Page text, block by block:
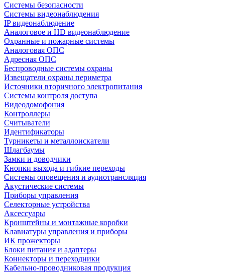
Системы безопасности
Системы видеонаблюдения
IP видеонаблюдение
Аналоговое и HD видеонаблюдение
Охранные и пожарные системы
Аналоговая ОПС
Адресная ОПС
Беспроводные системы охраны
Извещатели охраны периметра
Источники вторичного электропитания
Системы контроля доступа
Видеодомофония
Контроллеры
Считыватели
Идентификаторы
Турникеты и металлоискатели
Шлагбаумы
Замки и доводчики
Кнопки выхода и гибкие переходы
Системы оповещения и аудиотрансляция
Акустические системы
Приборы управления
Селекторные устройства
Аксессуары
Кронштейны и монтажные коробки
Клавиатуры управления и приборы
ИК прожекторы
Блоки питания и адаптеры
Коннекторы и переходники
Кабельно-проводниковая продукция